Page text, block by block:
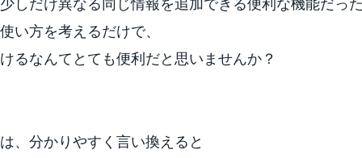
い方を考えるだけで、
るなんてとても便利だと思いませんか？
、分かりやすく言い換えると